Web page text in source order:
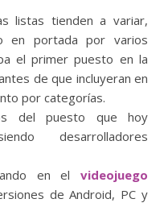
listas tienden a variar,
en portada por varios
el primer puesto en la
de que incluyeran en
por categorías.
del puesto que hoy
desarrolladores
en el videojuego
de Android, PC y